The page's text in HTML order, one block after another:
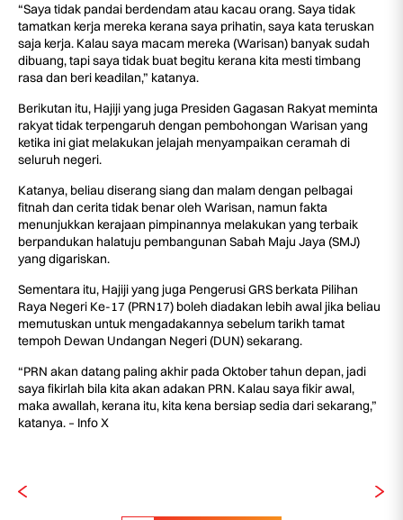
“Saya tidak pandai berdendam atau kacau orang. Saya tidak
tamatkan kerja mereka kerana saya prihatin, saya kata teruskan
saja kerja. Kalau saya macam mereka (Warisan) banyak sudah
dibuang, tapi saya tidak buat begitu kerana kita mesti timbang
rasa dan beri keadilan,” katanya.
Berikutan itu, Hajiji yang juga Presiden Gagasan Rakyat meminta
rakyat tidak terpengaruh dengan pembohongan Warisan yang
ketika ini giat melakukan jelajah menyampaikan ceramah di
seluruh negeri.
Katanya, beliau diserang siang dan malam dengan pelbagai
fitnah dan cerita tidak benar oleh Warisan, namun fakta
menunjukkan kerajaan pimpinannya melakukan yang terbaik
berpandukan halatuju pembangunan Sabah Maju Jaya (SMJ)
yang digariskan.
Sementara itu, Hajiji yang juga Pengerusi GRS berkata Pilihan
Raya Negeri Ke-17 (PRN17) boleh diadakan lebih awal jika beliau
memutuskan untuk mengadakannya sebelum tarikh tamat
tempoh Dewan Undangan Negeri (DUN) sekarang.
“PRN akan datang paling akhir pada Oktober tahun depan, jadi
saya fikirlah bila kita akan adakan PRN. Kalau saya fikir awal,
maka awallah, kerana itu, kita kena bersiap sedia dari sekarang,”
katanya. – Info X